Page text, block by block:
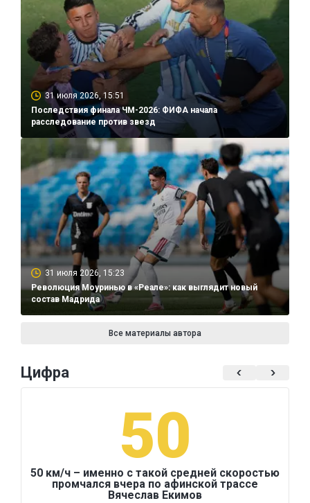
31 июля 2026, 15:51
Последствия финала ЧМ-2026: ФИФА начала
расследование против звезд
31 июля 2026, 15:23
Революция Моуринью в «Реале»: как выглядит новый
состав Мадрида
Все материалы автора
Цифра
50
50 км/ч – именно с такой средней скоростью
промчался вчера по афинской трассе
Вячеслав Екимов